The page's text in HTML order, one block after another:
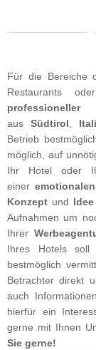
Für die Bereiche
Restaurants
professioneller
aus Südtirol
Betrieb
möglich, auf
Ihr Hotel oder
einer
Konzept und Idee
Aufnahmen um
Ihrer
Ihres Hotels
bestmöglich
Betrachter direkt
auch
hierfür ein
gerne mit Ihnen
Sie gerne!